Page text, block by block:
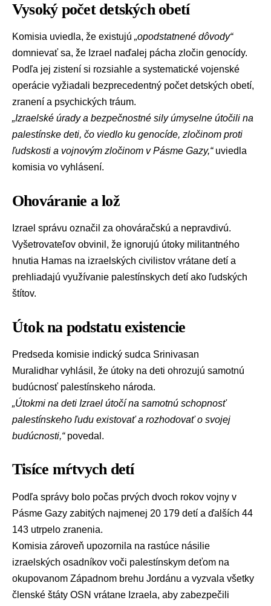
Vysoký počet detských obetí
Komisia uviedla, že existujú „opodstatnené dôvody“
domnievať sa, že Izrael naďalej pácha zločin genocídy.
Podľa jej zistení si rozsiahle a systematické vojenské
operácie vyžiadali bezprecedentný počet detských obetí,
zranení a psychických tráum.
„Izraelské úrady a bezpečnostné sily úmyselne útočili na
palestínske deti, čo viedlo ku genocíde, zločinom proti
ľudskosti a vojnovým zločinom v Pásme Gazy,“uviedla
komisia vo vyhlásení.
Ohováranie a lož
Izrael správu označil za ohováračskú a nepravdivú.
Vyšetrovateľov obvinil, že ignorujú útoky militantného
hnutia Hamas na izraelských civilistov vrátane detí a
prehliadajú využívanie palestínskych detí ako ľudských
štítov.
Útok na podstatu existencie
Predseda komisie indický sudca Srinivasan
Muralidhar vyhlásil, že útoky na deti ohrozujú samotnú
budúcnosť palestínskeho národa.
„Útokmi na deti Izrael útočí na samotnú schopnosť
palestínskeho ľudu existovať a rozhodovať o svojej
budúcnosti,“povedal.
Tisíce mŕtvych detí
Podľa správy bolo počas prvých dvoch rokov vojny v
Pásme Gazy zabitých najmenej 20 179 detí a ďalších 44
143 utrpelo zranenia.
Komisia zároveň upozornila na rastúce násilie
izraelských osadníkov voči palestínskym deťom na
okupovanom Západnom brehu Jordánu a vyzvala všetky
členské štáty OSN vrátane Izraela, aby zabezpečili